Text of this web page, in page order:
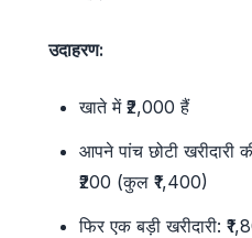
उदाहरण:
खाते में ₹2,000 हैं
आपने पांच छोटी खरीदारी
₹200 (कुल ₹1,400)
फिर एक बड़ी खरीदारी: